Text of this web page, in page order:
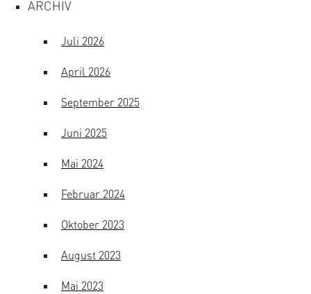
ARCHIV
Juli 2026
April 2026
September 2025
Juni 2025
Mai 2024
Februar 2024
Oktober 2023
August 2023
Mai 2023